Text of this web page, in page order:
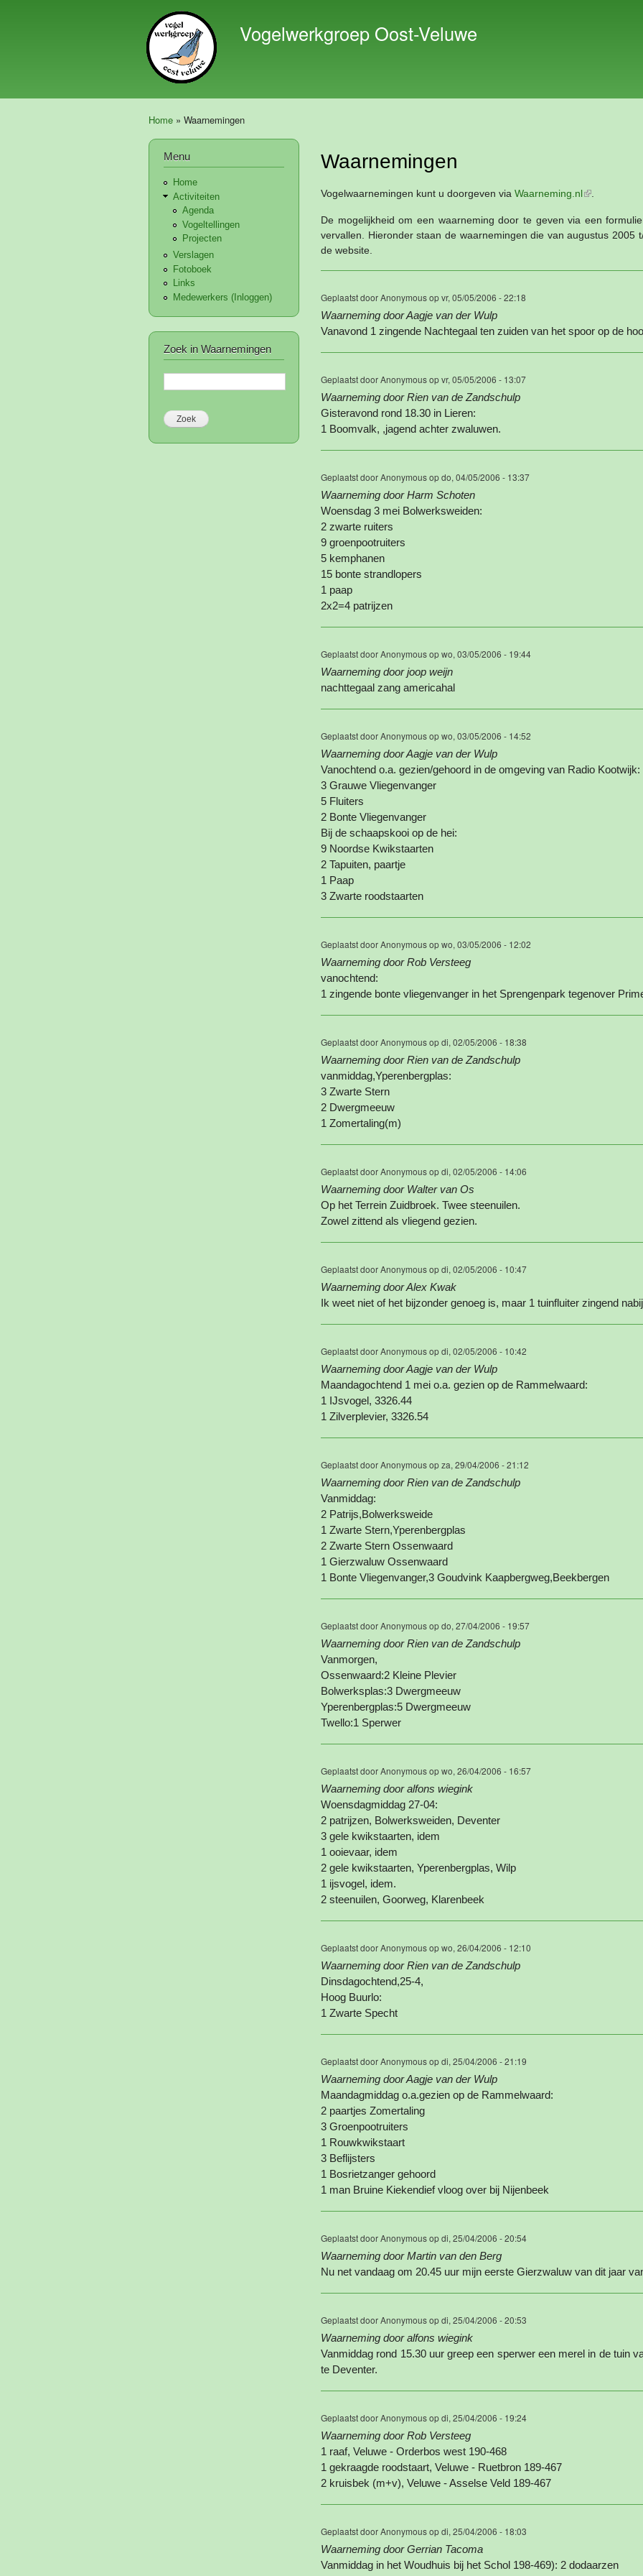
en naar
de inhoud
Vogelwerkgroep Oost-Veluwe
Home » Waarnemingen
Menu
Home
Activiteiten
Agenda
Vogeltellingen
Projecten
Verslagen
Fotoboek
Links
Medewerkers (Inloggen)
Zoek in Waarnemingen
Waarnemingen
Vogelwaarnemingen kunt u doorgeven via Waarneming.nl(externe link)
De mogelijkheid om een waarneming door te geven via een
vervallen. Hieronder staan de waarnemingen die van augustus 2005
de website.
Geplaatst doorAnonymousop vr, 05/05/2006 - 22:18
Waarneming door Aagje van der Wulp
Vanavond 1 zingende Nachtegaal ten zuiden van het spoor op de
Geplaatst doorAnonymousop vr, 05/05/2006 - 13:07
Waarneming door Rien van de Zandschulp
Gisteravond rond 18.30 in Lieren:
1 Boomvalk, ,jagend achter zwaluwen.
Geplaatst doorAnonymousop do, 04/05/2006 - 13:37
Waarneming door Harm Schoten
Woensdag 3 mei Bolwerksweiden:
2 zwarte ruiters
9 groenpootruiters
5 kemphanen
15 bonte strandlopers
1 paap
2x2=4 patrijzen
Geplaatst doorAnonymousop wo, 03/05/2006 - 19:44
Waarneming door joop weijn
nachttegaal zang americahal
Geplaatst doorAnonymousop wo, 03/05/2006 - 14:52
Waarneming door Aagje van der Wulp
Vanochtend o.a. gezien/gehoord in de omgeving van Radio Kootwijk:
3 Grauwe Vliegenvanger
5 Fluiters
2 Bonte Vliegenvanger
Bij de schaapskooi op de hei:
9 Noordse Kwikstaarten
2 Tapuiten, paartje
1 Paap
3 Zwarte roodstaarten
Geplaatst doorAnonymousop wo, 03/05/2006 - 12:02
Waarneming door Rob Versteeg
vanochtend:
1 zingende bonte vliegenvanger in het Sprengenpark tegenover
Geplaatst doorAnonymousop di, 02/05/2006 - 18:38
Waarneming door Rien van de Zandschulp
vanmiddag,Yperenbergplas:
3 Zwarte Stern
2 Dwergmeeuw
1 Zomertaling(m)
Geplaatst doorAnonymousop di, 02/05/2006 - 14:06
Waarneming door Walter van Os
Op het Terrein Zuidbroek. Twee steenuilen.
Zowel zittend als vliegend gezien.
Geplaatst doorAnonymousop di, 02/05/2006 - 10:47
Waarneming door Alex Kwak
Ik weet niet of het bijzonder genoeg is, maar 1 tuinfluiter zingend
Geplaatst doorAnonymousop di, 02/05/2006 - 10:42
Waarneming door Aagje van der Wulp
Maandagochtend 1 mei o.a. gezien op de Rammelwaard:
1 IJsvogel, 3326.44
1 Zilverplevier, 3326.54
Geplaatst doorAnonymousop za, 29/04/2006 - 21:12
Waarneming door Rien van de Zandschulp
Vanmiddag:
2 Patrijs,Bolwerksweide
1 Zwarte Stern,Yperenbergplas
2 Zwarte Stern Ossenwaard
1 Gierzwaluw Ossenwaard
1 Bonte Vliegenvanger,3 Goudvink Kaapbergweg,Beekbergen
Geplaatst doorAnonymousop do, 27/04/2006 - 19:57
Waarneming door Rien van de Zandschulp
Vanmorgen,
Ossenwaard:2 Kleine Plevier
Bolwerksplas:3 Dwergmeeuw
Yperenbergplas:5 Dwergmeeuw
Twello:1 Sperwer
Geplaatst doorAnonymousop wo, 26/04/2006 - 16:57
Waarneming door alfons wiegink
Woensdagmiddag 27-04:
2 patrijzen, Bolwerksweiden, Deventer
3 gele kwikstaarten, idem
1 ooievaar, idem
2 gele kwikstaarten, Yperenbergplas, Wilp
1 ijsvogel, idem.
2 steenuilen, Goorweg, Klarenbeek
Geplaatst doorAnonymousop wo, 26/04/2006 - 12:10
Waarneming door Rien van de Zandschulp
Dinsdagochtend,25-4,
Hoog Buurlo:
1 Zwarte Specht
Geplaatst doorAnonymousop di, 25/04/2006 - 21:19
Waarneming door Aagje van der Wulp
Maandagmiddag o.a.gezien op de Rammelwaard:
2 paartjes Zomertaling
3 Groenpootruiters
1 Rouwkwikstaart
3 Beflijsters
1 Bosrietzanger gehoord
1 man Bruine Kiekendief vloog over bij Nijenbeek
Geplaatst doorAnonymousop di, 25/04/2006 - 20:54
Waarneming door Martin van den Berg
Nu net vandaag om 20.45 uur mijn eerste Gierzwaluw van dit jaar
Geplaatst doorAnonymousop di, 25/04/2006 - 20:53
Waarneming door alfons wiegink
Vanmiddag rond 15.30 uur greep een sperwer een merel in de tuin
te Deventer.
Geplaatst doorAnonymousop di, 25/04/2006 - 19:24
Waarneming door Rob Versteeg
1 raaf, Veluwe - Orderbos west 190-468
1 gekraagde roodstaart, Veluwe - Ruetbron 189-467
2 kruisbek (m+v), Veluwe - Asselse Veld 189-467
Geplaatst doorAnonymousop di, 25/04/2006 - 18:03
Waarneming door Gerrian Tacoma
Vanmiddag in het Woudhuis bij het Schol 198-469): 2 dodaarzen